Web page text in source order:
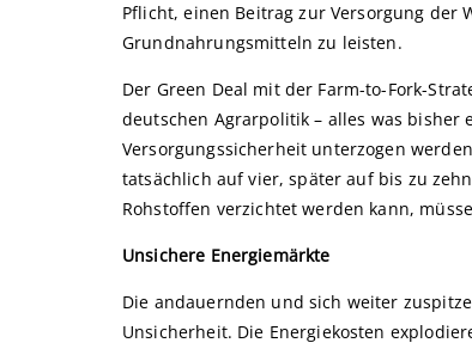
Pflicht, einen Beitrag zur Versorgung der
Grundnahrungsmitteln zu leisten.
Der Green Deal mit der Farm-to-Fork-
deutschen Agrarpolitik – alles was
Versorgungssicherheit unterzogen
tatsächlich auf vier, später auf bis zu
Rohstoffen verzichtet werden kann,
Unsichere Energiemärkte
Die andauernden und sich weiter
Unsicherheit. Die Energiekosten